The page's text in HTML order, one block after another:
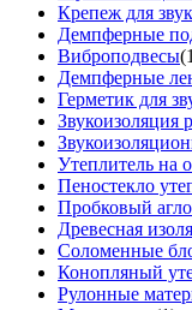
Крепеж для
Демпферные
Виброподвесы
Демпферные
Герметик для
Звукоизоляция
Утеплитель на
Пеностекло
Пробковый
Древесная
Соломенные
Конопляный
Рулонные